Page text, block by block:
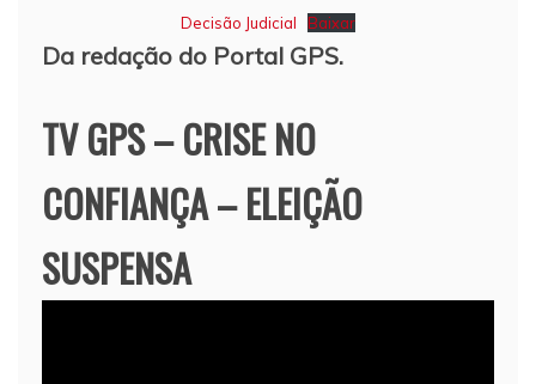
Decisão Judicial Baixar
Da redação do Portal GPS.
TV GPS – CRISE NO
CONFIANÇA – ELEIÇÃO
SUSPENSA